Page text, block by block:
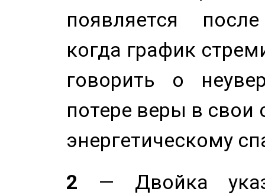
появляется
когда график
говорить о
потере веры в свои
энергетическому
2 — Двойка